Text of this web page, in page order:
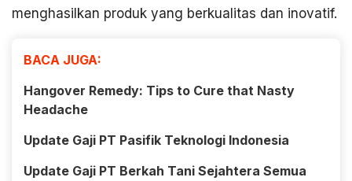
menghasilkan produk yang berkualitas dan inovatif.
BACA JUGA:
Hangover Remedy: Tips to Cure that Nasty
Headache
Update Gaji PT Pasifik Teknologi Indonesia
Update Gaji PT Berkah Tani Sejahtera Semua